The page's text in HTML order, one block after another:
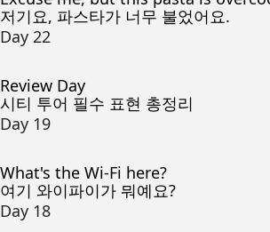
저기요, 파스타가 너무 불었어요.
Day 22
Review Day
시티 투어 필수 표현 총정리
Day 19
What's the Wi-Fi here?
여기 와이파이가 뭐예요?
Day 18